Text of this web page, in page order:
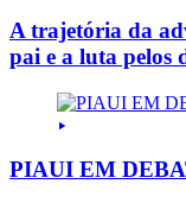
A trajetória da
pai e a luta pelos
PIAUI EM